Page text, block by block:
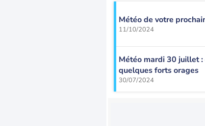
Météo de votre
11/10/2024
Météo mardi 30 juillet
quelques forts orages
30/07/2024